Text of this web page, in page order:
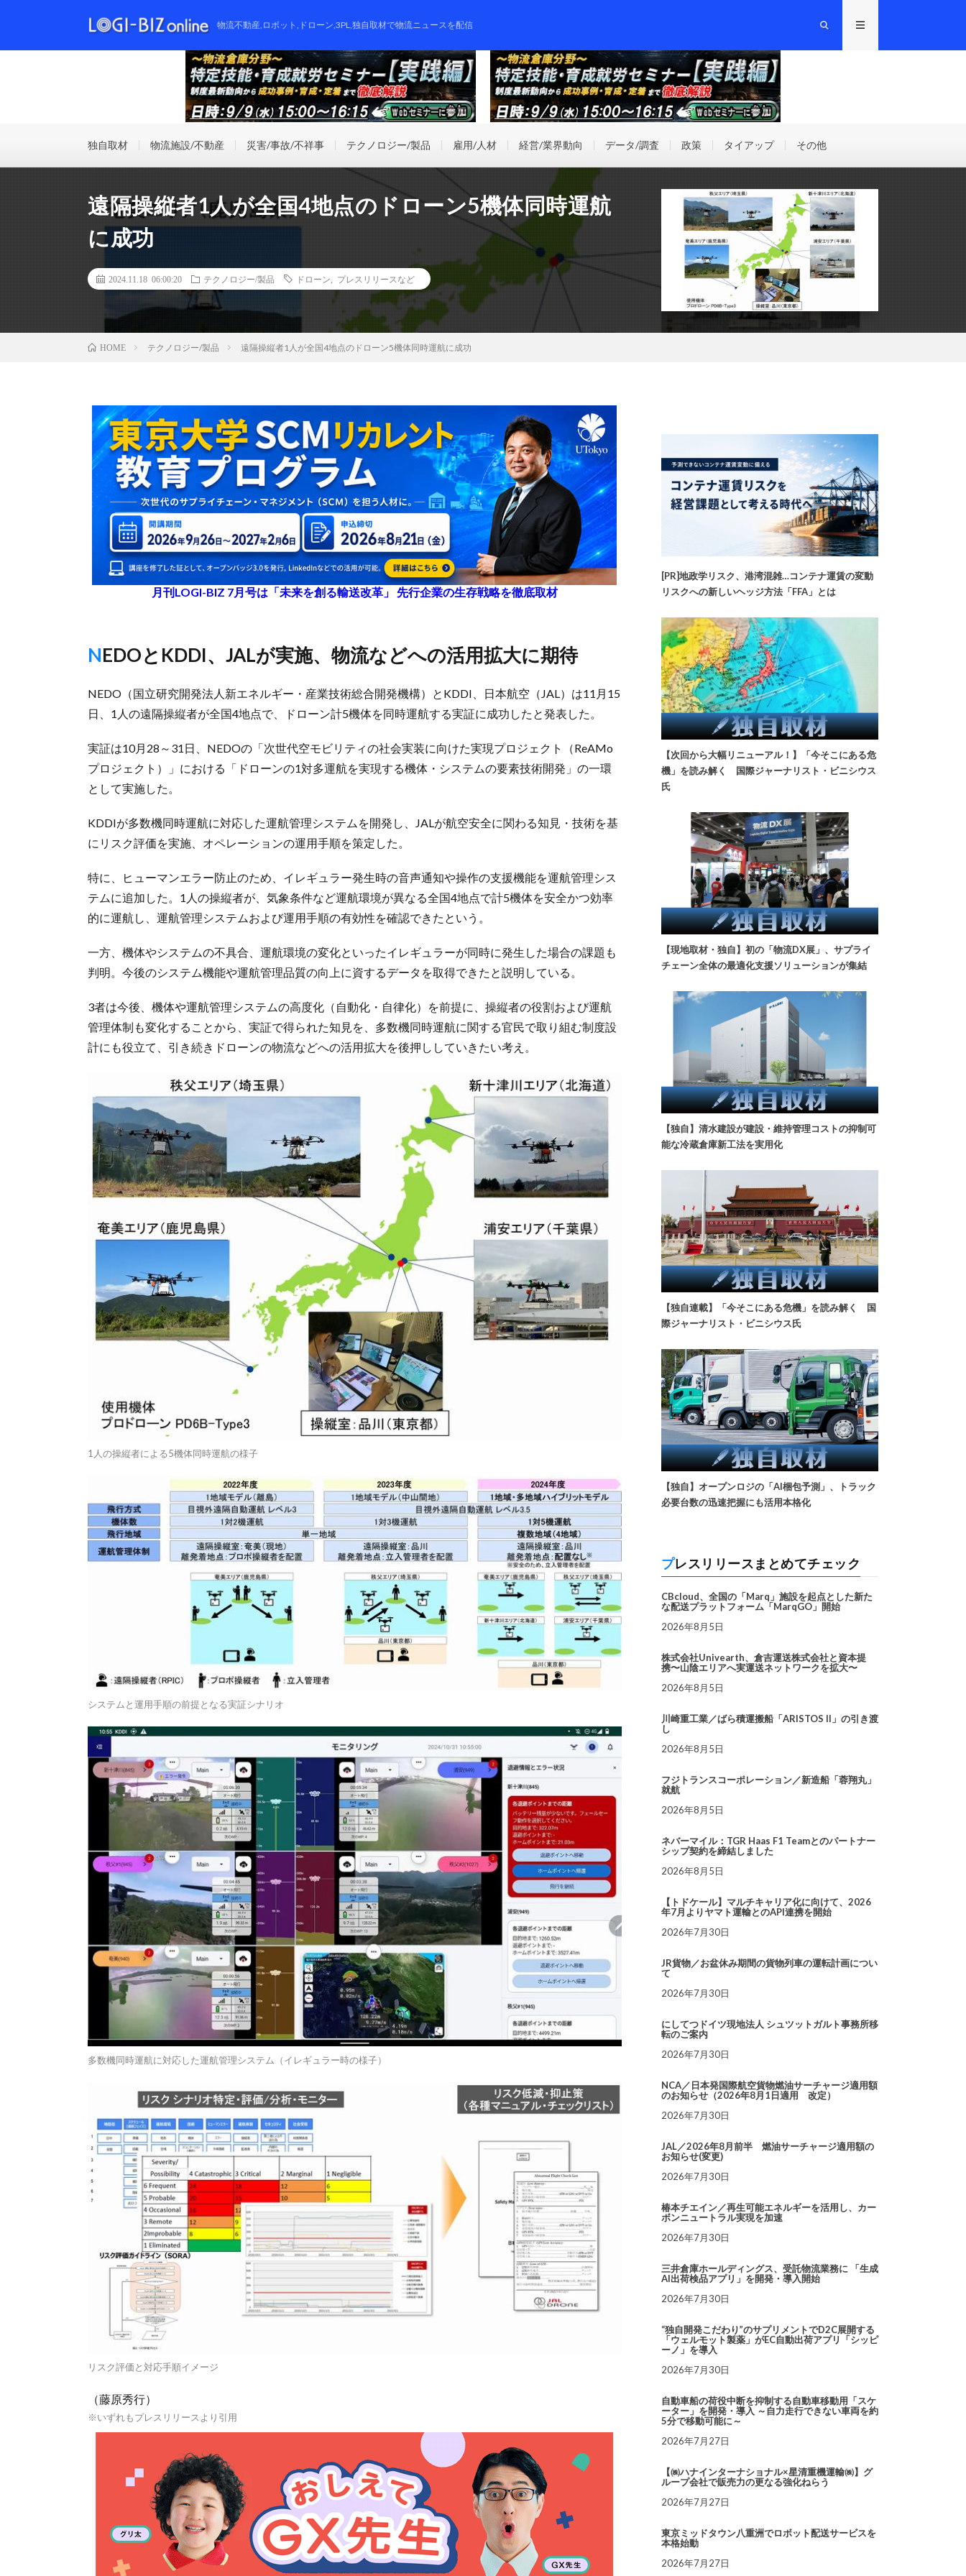
物流不動産,ロボット,ドローン,3PL,独自取材で物流ニュースを配信
独自取材 物流施設/不動産 災害/事故/不祥事 テクノロジー/製品 雇用/人材 経営/業界動向 データ/調査 政策 タイアップ その他
遠隔操縦者1人が全国4地点のドローン5機体同時運航
に成功
2024.11.18 06:00:20 テクノロジー/製品 ドローン プレスリリースなど
HOME テクノロジー/製品 遠隔操縦者1人が全国4地点のドローン5機体同時運航に成功
月刊LOGI-BIZ 7月号は「未来を創る輸送改革」 先行企業の生存戦略を徹底取材
NEDOとKDDI、JALが実施、物流などへの活用拡大に期待
NEDO（国立研究開発法人新エネルギー・産業技術総合開発機構）とKDDI、日本航空（JAL）は11月15
日、1人の遠隔操縦者が全国4地点で、ドローン計5機体を同時運航する実証に成功したと発表した。
実証は10月28～31日、NEDOの「次世代空モビリティの社会実装に向けた実現プロジェクト（ReAMo
プロジェクト）」における「ドローンの1対多運航を実現する機体・システムの要素技術開発」の一環
として実施した。
KDDIが多数機同時運航に対応した運航管理システムを開発し、JALが航空安全に関わる知見・技術を基
にリスク評価を実施、オペレーションの運用手順を策定した。
特に、ヒューマンエラー防止のため、イレギュラー発生時の音声通知や操作の支援機能を運航管理シス
テムに追加した。1人の操縦者が、気象条件など運航環境が異なる全国4地点で計5機体を安全かつ効率
的に運航し、運航管理システムおよび運用手順の有効性を確認できたという。
一方、機体やシステムの不具合、運航環境の変化といったイレギュラーが同時に発生した場合の課題も
判明。今後のシステム機能や運航管理品質の向上に資するデータを取得できたと説明している。
3者は今後、機体や運航管理システムの高度化（自動化・自律化）を前提に、操縦者の役割および運航
管理体制も変化することから、実証で得られた知見を、多数機同時運航に関する官民で取り組む制度設
計にも役立て、引き続きドローンの物流などへの活用拡大を後押ししていきたい考え。
1人の操縦者による5機体同時運航の様子
システムと運用手順の前提となる実証シナリオ
多数機同時運航に対応した運航管理システム（イレギュラー時の様子）
リスク評価と対応手順イメージ
（藤原秀行）
※いずれもプレスリリースより引用
[PR]地政学リスク、港湾混雑…コンテナ運賃の変動
リスクへの新しいヘッジ方法「FFA」とは
【次回から大幅リニューアル！】「今そこにある危
機」を読み解く 国際ジャーナリスト・ビニシウス
氏
【現地取材・独自】初の「物流DX展」、サプライ
チェーン全体の最適化支援ソリューションが集結
【独自】清水建設が建設・維持管理コストの抑制可
能な冷蔵倉庫新工法を実用化
【独自連載】「今そこにある危機」を読み解く 国
際ジャーナリスト・ビニシウス氏
【独自】オープンロジの「AI梱包予測」、トラック
必要台数の迅速把握にも活用本格化
プレスリリースまとめてチェック
CBcloud、全国の「Marq」施設を起点とした新た
な配送プラットフォーム「MarqGO」開始
2026年8月5日
株式会社Univearth、倉吉運送株式会社と資本提
携〜山陰エリアへ実運送ネットワークを拡大〜
2026年8月5日
川崎重工業／ばら積運搬船「ARISTOS II」の引き渡
し
2026年8月5日
フジトランスコーポレーション／新造船「蓉翔丸」
就航
2026年8月5日
ネバーマイル：TGR Haas F1 Teamとのパートナー
シップ契約を締結しました
2026年8月5日
【トドケール】マルチキャリア化に向けて、2026
年7月よりヤマト運輸とのAPI連携を開始
2026年7月30日
JR貨物／お盆休み期間の貨物列車の運転計画につい
て
2026年7月30日
にしてつドイツ現地法人 シュツットガルト事務所移
転のご案内
2026年7月30日
NCA／日本発国際航空貨物燃油サーチャージ適用額
のお知らせ（2026年8月1日適用 改定）
2026年7月30日
JAL／2026年8月前半 燃油サーチャージ適用額の
お知らせ(変更)
2026年7月30日
椿本チエイン／再生可能エネルギーを活用し、カー
ボンニュートラル実現を加速
2026年7月30日
三井倉庫ホールディングス、受託物流業務に 「生成
AI出荷検品アプリ」を開発・導入開始
2026年7月30日
“独自開発こだわり”のサプリメントでD2C展開する
「ウェルモット製薬」がEC自動出荷アプリ「シッピ
ーノ」を導入
2026年7月30日
自動車船の荷役中断を抑制する自動車移動用「スケ
ーター」を開発・導入 ～自力走行できない車両を約
5分で移動可能に～
2026年7月27日
【㈱ハナインターナショナル×星清重機運輸㈱】グ
ループ会社で販売力の更なる強化ねらう
2026年7月27日
東京ミッドタウン八重洲でロボット配送サービスを
本格始動
2026年7月27日